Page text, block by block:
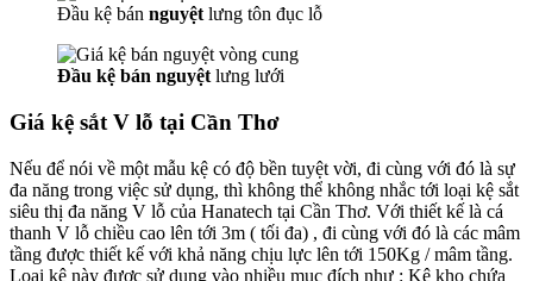
Đầu kệ bán nguyệt lưng tôn đục lỗ
Đầu kệ bán nguyệt lưng lưới
Giá kệ sắt V lỗ tại Cần Thơ
Nếu để nói về một mẫu kệ có độ bền tuyệt vời, đi cùng với đó là sự
đa năng trong việc sử dụng, thì không thể không nhắc tới loại kệ sắt
siêu thị đa năng V lỗ của Hanatech tại Cần Thơ. Với thiết kế là cá
thanh V lỗ chiều cao lên tới 3m ( tối đa) , đi cùng với đó là các mâm
tầng được thiết kế với khả năng chịu lực lên tới 150Kg / mâm tầng.
Loại kệ này được sử dụng vào nhiều mục đích như : Kệ kho chứa